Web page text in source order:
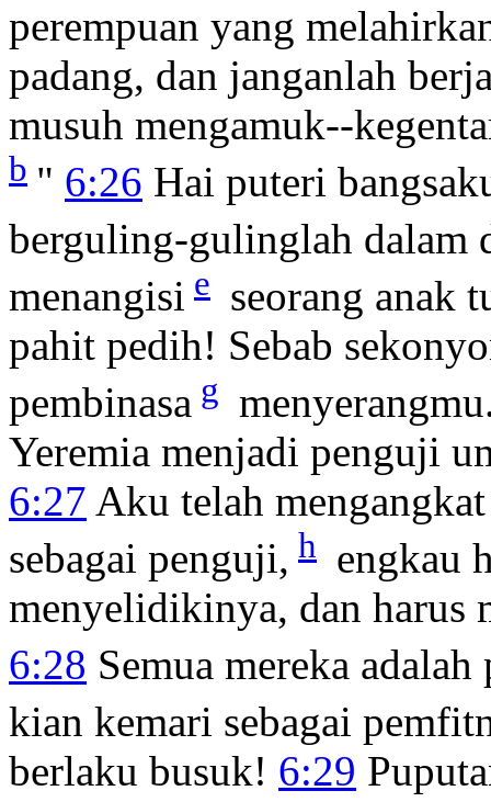
perempuan yang
padang, dan janganlah
musuh mengamuk--
b " 6:26 Hai puteri
berguling-gulinglah dalam
menangisi e seorang anak
pahit pedih! Sebab
pembinasa g
Yeremia menjadi penguji
6:27 Aku telah
sebagai penguji, h engkau
menyelidikinya, dan harus
6:28 Semua mereka adalah
kian kemari sebagai
berlaku busuk! 6:29